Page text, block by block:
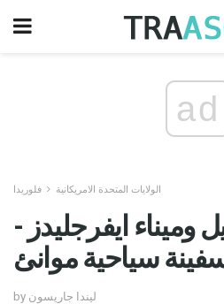
ad
الولايات المتحدة الامريكانية فلوريدا
وميناء ايفرجليدز -
سياحية موانئ
by ليندا جاريسون